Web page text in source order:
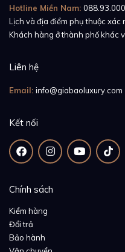
Hotline Miền Nam:
Lịch và địa điểm phụ thuộc xác
Khách hàng ở thành phố khác
Liên hệ
Email: info@giabaoluxury.com
Kết nối
Chính sách
Kiểm hàng
Đổi trả
Bảo hành